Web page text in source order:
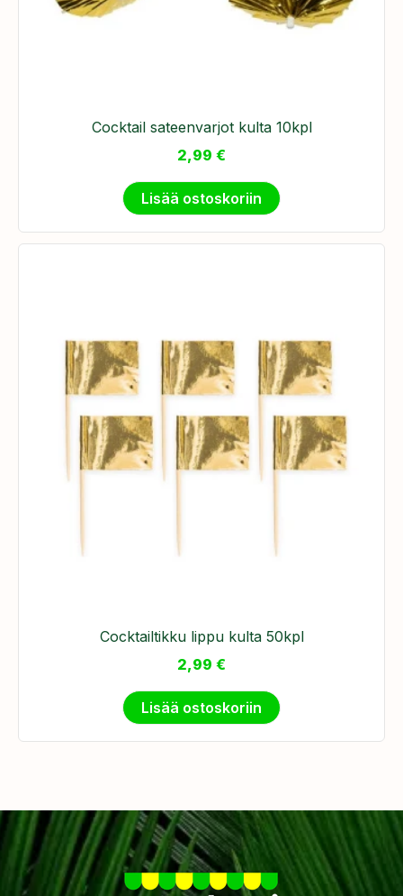
Cocktail sateenvarjot kulta 10kpl
2,99 €
Lisää ostoskoriin
Cocktailtikku lippu kulta 50kpl
2,99 €
Lisää ostoskoriin